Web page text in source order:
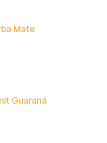
Mate
Guaraná